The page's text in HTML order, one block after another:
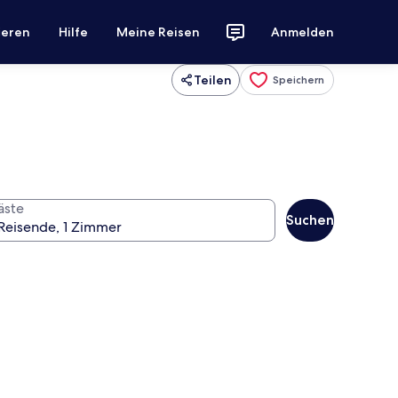
Hilfe Meine Reisen Anmelden
Teilen Speichern
Suchen